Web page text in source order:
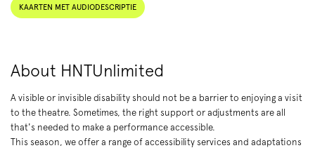
KAARTEN MET AUDIODESCRIPTIE
About HNTUnlimited
A visible or invisible disability should not be a barrier to enjoying a visit
to the theatre. Sometimes, the right support or adjustments are all
that's needed to make a performance accessible.
This season, we offer a range of accessibility services and adaptations